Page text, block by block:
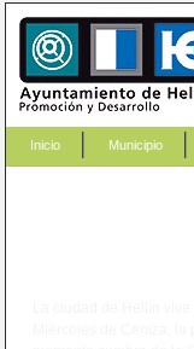
Inicio Municipio